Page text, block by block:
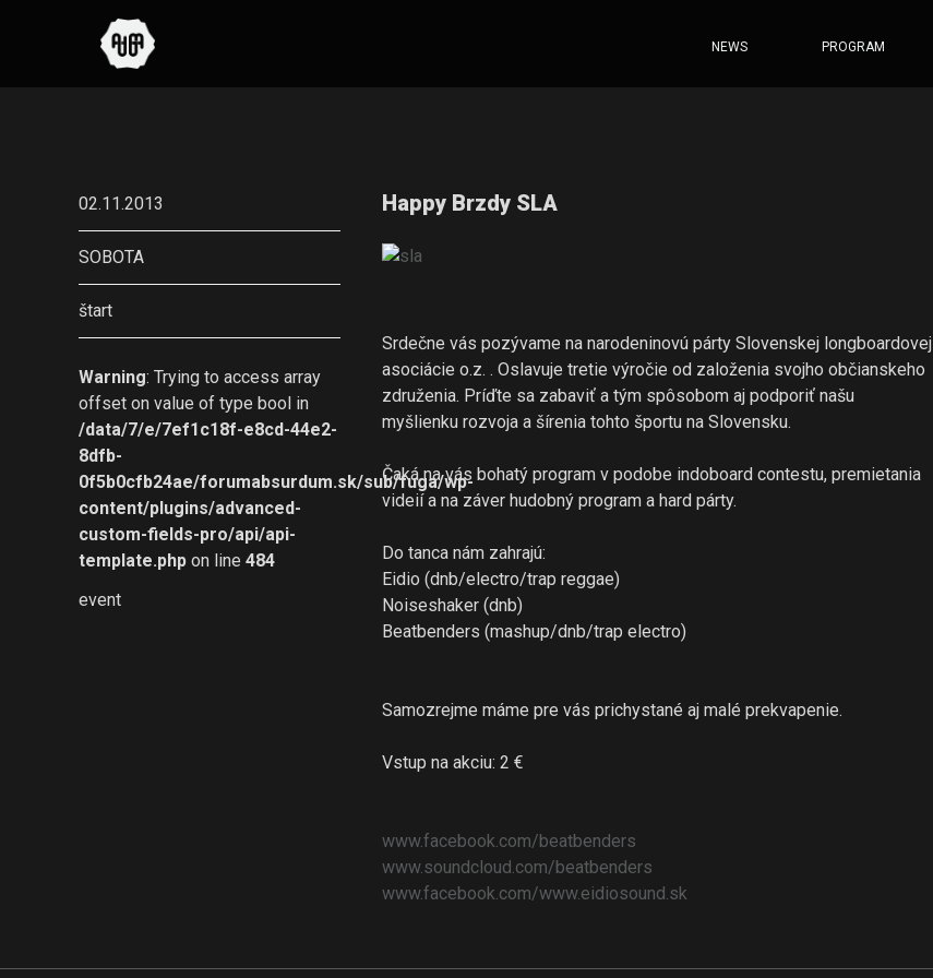
NEWS PROGRAM
02.11.2013
SOBOTA
štart
Warning: Trying to access array
offset on value of type bool in
/data/7/e/7ef1c18f-e8cd-44e2-
8dfb-
0f5b0cfb24ae/forumabsurdum.sk/sub/fuga/wp-
content/plugins/advanced-
custom-fields-pro/api/api-
template.php on line 484
event
Happy Brzdy SLA
Srdečne vás pozývame na narodeninovú párty Slovenskej longboardovej
asociácie o.z. . Oslavuje tretie výročie od založenia svojho občianskeho
združenia. Príďte sa zabaviť a tým spôsobom aj podporiť našu
myšlienku rozvoja a šírenia tohto športu na Slovensku.
Čaká na vás bohatý program v podobe indoboard contestu, premietania
videií a na záver hudobný program a hard párty.
Do tanca nám zahrajú:
Eidio (dnb/electro/trap reggae)
Noiseshaker (dnb)
Beatbenders (mashup/dnb/trap electro)
Samozrejme máme pre vás prichystané aj malé prekvapenie.
Vstup na akciu: 2 €
www.facebook.com/beatbenders
www.soundcloud.com/beatbenders
www.facebook.com/www.eidiosound.sk